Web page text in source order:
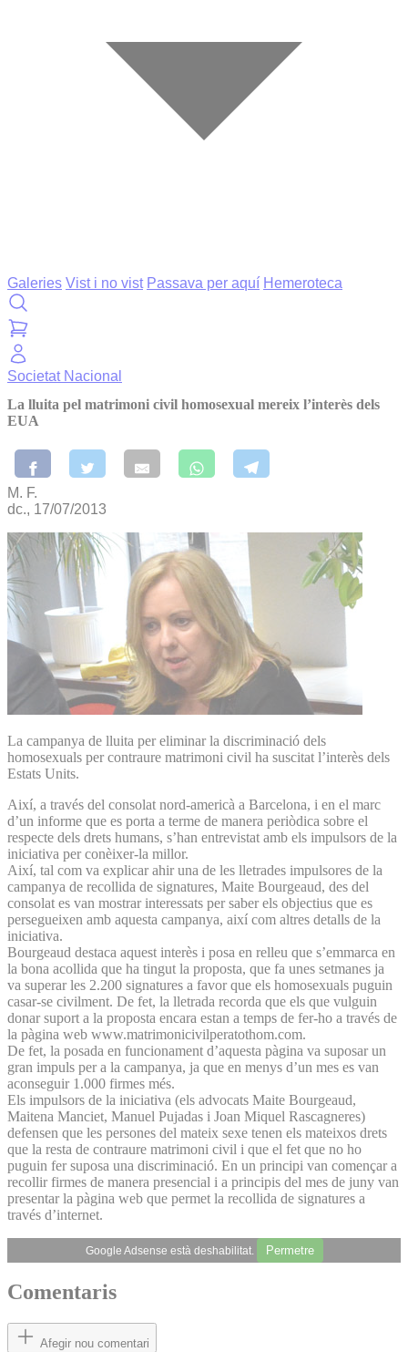
Galeries Vist i no vist Passava per aquí Hemeroteca
Societat Nacional
La lluita pel matrimoni civil homosexual mereix l’interès dels
EUA
M. F.
dc., 17/07/2013
La campanya de lluita per eliminar la discriminació dels
homosexuals per contraure matrimoni civil ha suscitat l’interès dels
Estats Units.
Així, a través del consolat nord-americà a Barcelona, i en el marc
d’un informe que es porta a terme de manera periòdica sobre el
respecte dels drets humans, s’han entrevistat amb els impulsors de la
iniciativa per conèixer-la millor.
Així, tal com va explicar ahir una de les lletrades impulsores de la
campanya de recollida de signatures, Maite Bourgeaud, des del
consolat es van mostrar interessats per saber els objectius que es
persegueixen amb aquesta campanya, així com altres detalls de la
iniciativa.
Bourgeaud destaca aquest interès i posa en relleu que s’emmarca en
la bona acollida que ha tingut la proposta, que fa unes setmanes ja
va superar les 2.200 signatures a favor que els homosexuals puguin
casar-se civilment. De fet, la lletrada recorda que els que vulguin
donar suport a la proposta encara estan a temps de fer-ho a través de
la pàgina web www.matrimonicivilperatothom.com.
De fet, la posada en funcionament d’aquesta pàgina va suposar un
gran impuls per a la campanya, ja que en menys d’un mes es van
aconseguir 1.000 firmes més.
Els impulsors de la iniciativa (els advocats Maite Bourgeaud,
Maitena Manciet, Manuel Pujadas i Joan Miquel Rascagneres)
defensen que les persones del mateix sexe tenen els mateixos drets
que la resta de contraure matrimoni civil i que el fet que no ho
puguin fer suposa una discriminació. En un principi van començar a
recollir firmes de manera presencial i a principis del mes de juny van
presentar la pàgina web que permet la recollida de signatures a
través d’internet.
Google Adsense està deshabilitat. Permetre
Comentaris
Afegir nou comentari